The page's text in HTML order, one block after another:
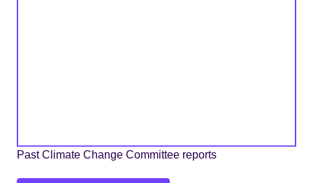
Past Climate Change Committee reports